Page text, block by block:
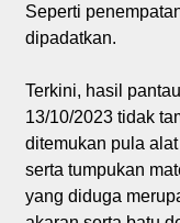
Seperti
dipadatkan.
Terkini, hasil
13/10/2023 tidak
ditemukan pula
serta tumpukan
yang diduga